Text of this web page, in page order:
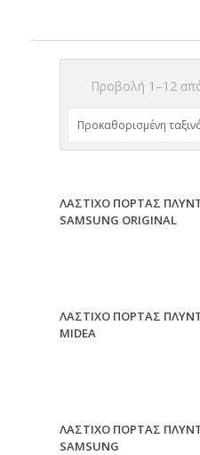
Προβολή 1–12
ΛΑΣΤΙΧΟ ΠΟΡΤΑΣ
SAMSUNG ORIGINAL
ΛΑΣΤΙΧΟ ΠΟΡΤΑΣ
MIDEA
ΛΑΣΤΙΧΟ ΠΟΡΤΑΣ
SAMSUNG